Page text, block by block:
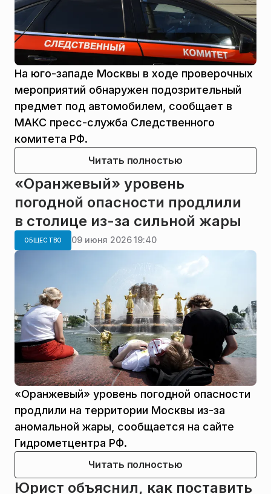
На юго-западе Москвы в ходе проверочных
мероприятий обнаружен подозрительный
предмет под автомобилем, сообщает в
МАКС пресс-служба Следственного
комитета РФ.
Читать полностью
«Оранжевый» уровень
погодной опасности продлили
в столице из-за сильной жары
ОБЩЕСТВО 09 июня 2026 19:40
«Оранжевый» уровень погодной опасности
продлили на территории Москвы из-за
аномальной жары, сообщается на сайте
Гидрометцентра РФ.
Читать полностью
Юрист объяснил, как поставить